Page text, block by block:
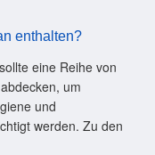
enthalten?
eine Reihe von
um
und
werden. Zu den